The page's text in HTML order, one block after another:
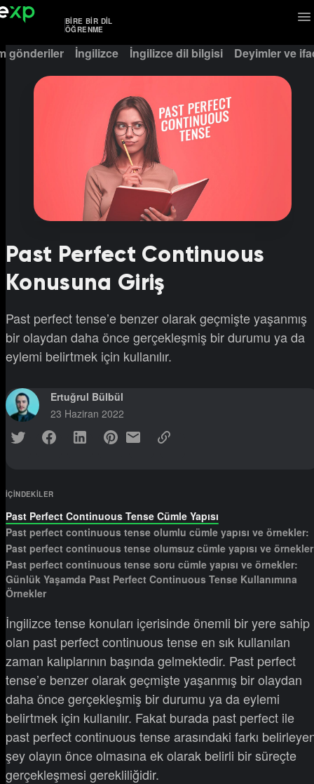
BIRE BIR DIL
ÖĞRENME
gönderiler İngilizce İngilizce dil bilgisi Deyimler ve
Past Perfect Continuous
Konusuna Giriş
Past perfect tense’e benzer olarak geçmişte yaşanmış
bir olaydan daha önce gerçekleşmiş bir durumu ya da
eylemi belirtmek için kullanılır.
Ertuğrul Bülbül
23 Haziran 2022
IÇINDEKILER
Past Perfect Continuous Tense Cümle Yapısı
Past perfect continuous tense olumlu cümle yapısı ve örnekler:
Past perfect continuous tense olumsuz cümle yapısı ve
Past perfect continuous tense soru cümle yapısı ve örnekler:
Günlük Yaşamda Past Perfect Continuous Tense Kullanımına
Örnekler
İngilizce tense konuları içerisinde önemli bir yere sahip
olan past perfect continuous tense en sık kullanılan
zaman kalıplarının başında gelmektedir. Past perfect
tense’e benzer olarak geçmişte yaşanmış bir olaydan
daha önce gerçekleşmiş bir durumu ya da eylemi
belirtmek için kullanılır. Fakat burada past perfect ile
past perfect continuous tense arasındaki farkı
şey olayın önce olmasına ek olarak belirli bir süreçte
gerçekleşmesi gerekliliğidir.